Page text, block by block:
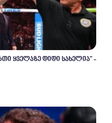
ყველაზე დიდი სახელია" -